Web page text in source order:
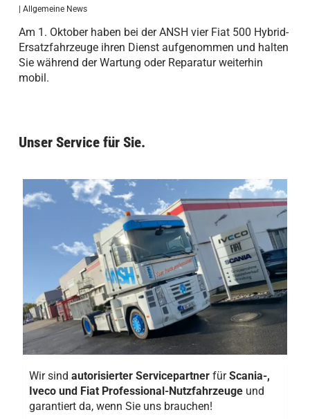
| Allgemeine News
Am 1. Oktober haben bei der ANSH vier Fiat 500 Hybrid-
Ersatzfahrzeuge ihren Dienst aufgenommen und halten
Sie während der Wartung oder Reparatur weiterhin
mobil.
Unser Service für Sie.
Wir sindautorisierter Servicepartner fürScania-,
Iveco und Fiat Professional-Nutzfahrzeuge und
garantiert da, wenn Sie uns brauchen!